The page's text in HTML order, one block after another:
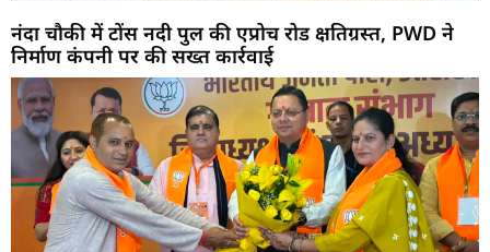
नंदा चौकी में टोंस नदी पुल की एप्रोच रोड क्षतिग्रस्त, PWD ने
निर्माण कंपनी पर की सख्त कार्रवाई